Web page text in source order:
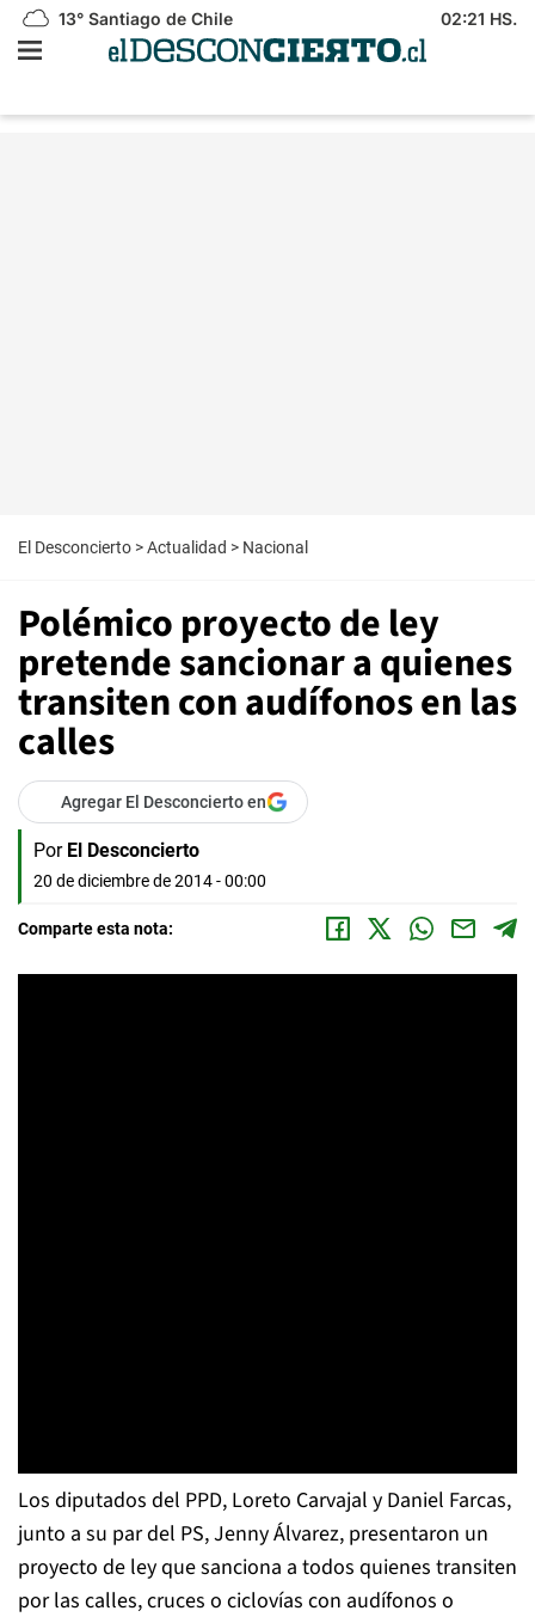
13° Santiago de Chile 02:21 HS.
El Desconcierto >Actualidad > Nacional
Polémico proyecto de ley
pretende sancionar a quienes
transiten con audífonos en las
calles
Agregar El Desconcierto en
Por El Desconcierto
20 de diciembre de 2014 - 00:00
Comparte esta nota:
Los diputados del PPD, Loreto Carvajal y Daniel Farcas,
junto a su par del PS, Jenny Álvarez, presentaron un
proyecto de ley que sanciona a todos quienes transiten
por las calles, cruces o ciclovías con audífonos o